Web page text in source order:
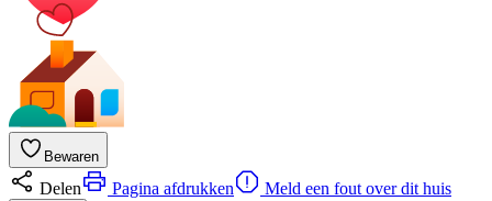
Bewaren
Delen Pagina afdrukken Meld een fout over dit huis